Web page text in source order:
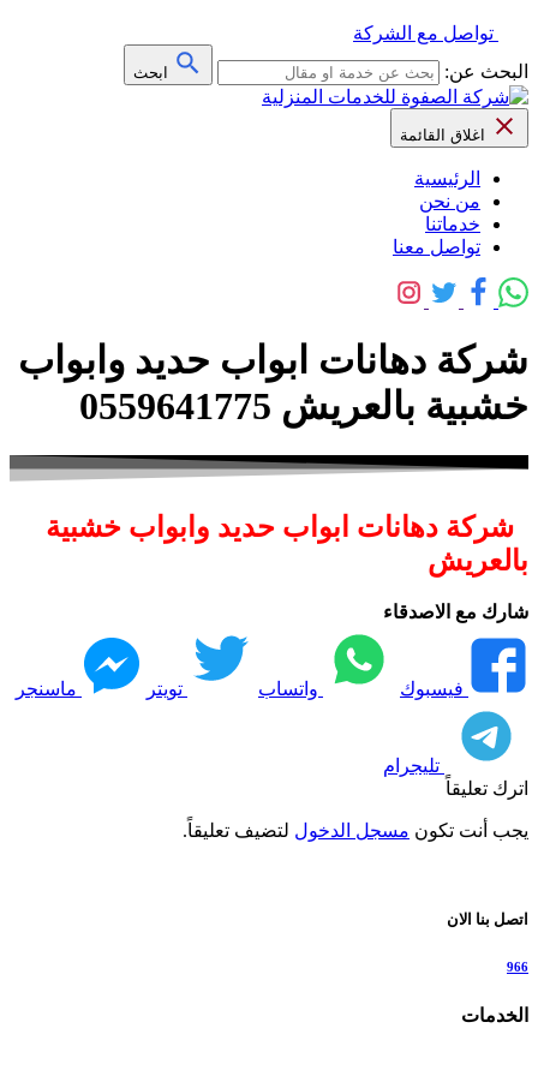
تواصل مع الشركة
البحث عن:
ابحث
اغلاق القائمة
الرئيسية
من نحن
خدماتنا
تواصل معنا
شركة دهانات ابواب حديد وابواب
خشبية بالعريش 0559641775
شركة دهانات ابواب حديد وابواب خشبية
بالعريش
شارك مع الاصدقاء
فيسبوك واتساب تويتر ماسنجر
تليجرام
اترك تعليقاً
يجب أنت تكون مسجل الدخول لتضيف تعليقاً.
اتصل بنا الان
966
الخدمات